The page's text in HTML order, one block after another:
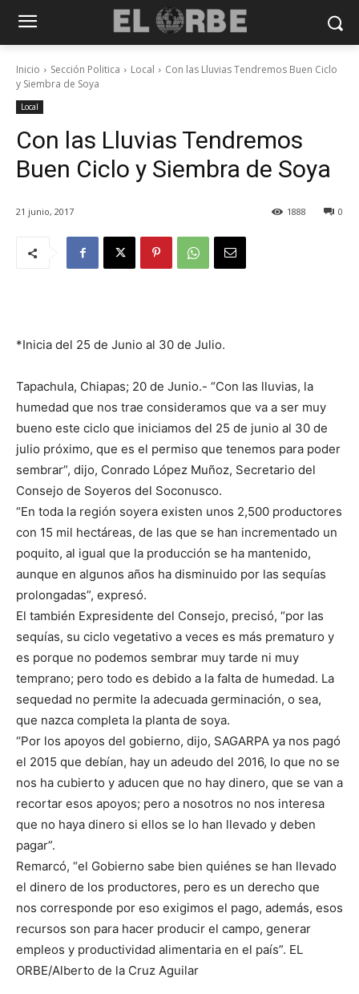
Inicio Sección Politica Local
Con las Lluvias Tendremos Buen Ciclo
y Siembra de Soya
Local
Con las Lluvias Tendremos
Buen Ciclo y Siembra de Soya
21 junio, 2017 0
1888
*Inicia del 25 de Junio al 30 de Julio.
Tapachula, Chiapas; 20 de Junio.- “Con las lluvias, la
humedad que nos trae consideramos que va a ser muy
bueno este ciclo que iniciamos del 25 de junio al 30 de
julio próximo, que es el permiso que tenemos para poder
sembrar”, dijo, Conrado López Muñoz, Secretario del
Consejo de Soyeros del Soconusco.
“En toda la región soyera existen unos 2,500 productores
con 15 mil hectáreas, de las que se han incrementado un
poquito, al igual que la producción se ha mantenido,
aunque en algunos años ha disminuido por las sequías
prolongadas”, expresó.
El también Expresidente del Consejo, precisó, “por las
sequías, su ciclo vegetativo a veces es más prematuro y
es porque no podemos sembrar muy tarde ni muy
temprano; pero todo es debido a la falta de humedad. La
sequedad no permite la adecuada germinación, o sea,
que nazca completa la planta de soya.
“Por los apoyos del gobierno, dijo, SAGARPA ya nos pagó
el 2015 que debían, hay un adeudo del 2016, lo que no se
nos ha cubierto y aducen que no hay dinero, que se van a
recortar esos apoyos; pero a nosotros no nos interesa
que no haya dinero si ellos se lo han llevado y deben
pagar”.
Remarcó, “el Gobierno sabe bien quiénes se han llevado
el dinero de los productores, pero es un derecho que
nos corresponde por eso exigimos el pago, además, esos
recursos son para hacer producir el campo, generar
empleos y productividad alimentaria en el país”. EL
ORBE/Alberto de la Cruz Aguilar